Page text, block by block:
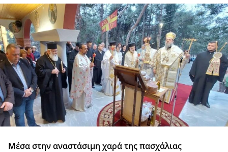
Μέσα στην αναστάσιμη χαρά της πασχάλιας